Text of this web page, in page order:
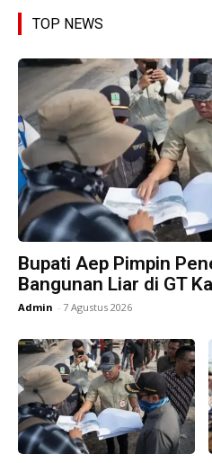
TOP NEWS
Bupati Aep Pimpin
Bangunan Liar di GT
Admin - 7 Agustus 2026